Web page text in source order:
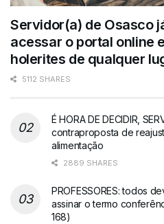
Servidor(a) de Osasco
acessar o portal online
holerites de qualquer
5112 SHARES
É HORA DE DECIDIR,
contraproposta de
alimentação
2889 SHARES
PROFESSORES: todos
assinar o termo
168)